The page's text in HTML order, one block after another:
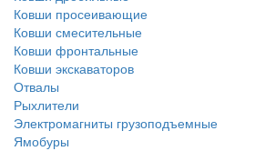
Ковши просеивающие
Ковши смесительные
Ковши фронтальные
Ковши экскаваторов
Отвалы
Рыхлители
Электромагниты грузоподъемные
Ямобуры